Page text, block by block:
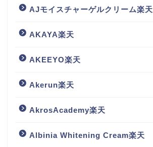
AJモイスチャーゲルクリーム楽天
AKAYA楽天
AKEEYO楽天
Akerun楽天
AkrosAcademy楽天
Albinia Whitening Cream楽天